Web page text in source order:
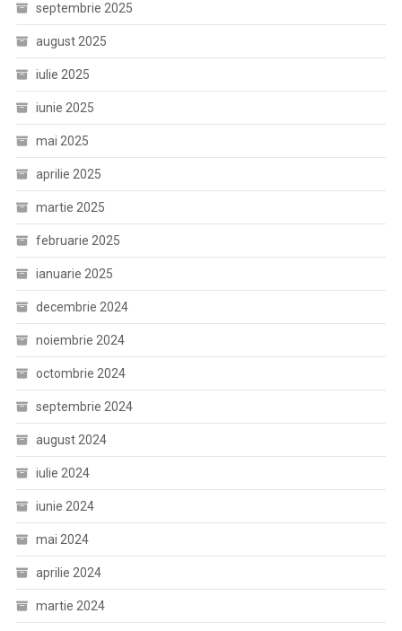
septembrie 2025
august 2025
iulie 2025
iunie 2025
mai 2025
aprilie 2025
martie 2025
februarie 2025
ianuarie 2025
decembrie 2024
noiembrie 2024
octombrie 2024
septembrie 2024
august 2024
iulie 2024
iunie 2024
mai 2024
aprilie 2024
martie 2024